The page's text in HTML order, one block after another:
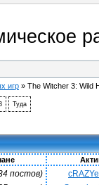
игр » The Witcher 3: Wild
Туда
постов)